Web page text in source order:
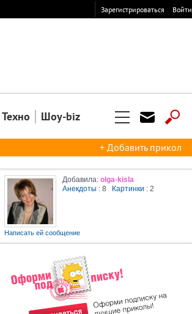
Зарегистрироваться Войти
Техно Шоу-biz
+ Добавить прикол
Добавила: olga-kisla
Анекдоты : 8 Картинки : 2
Написать ей сообщение